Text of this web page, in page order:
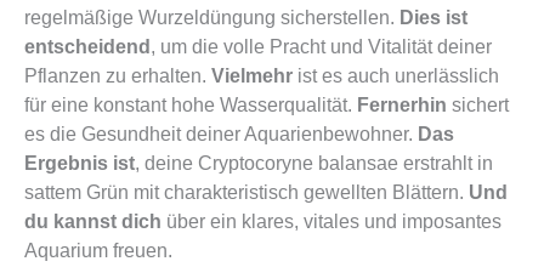
regelmäßige Wurzeldüngung sicherstellen. Dies ist
entscheidend , um die volle Pracht und Vitalität deiner
Pflanzen zu erhalten. Vielmehr ist es auch unerlässlich
für eine konstant hohe Wasserqualität. Fernerhin sichert
es die Gesundheit deiner Aquarienbewohner. Das
Ergebnis ist, deine Cryptocoryne balansae erstrahlt in
sattem Grün mit charakteristisch gewellten Blättern. Und
du kannst dich über ein klares, vitales und imposantes
Aquarium freuen.